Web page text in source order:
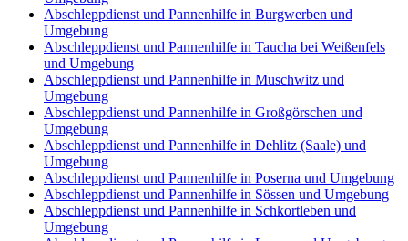
Abschleppdienst und Pannenhilfe in Burgwerben und
Umgebung
Abschleppdienst und Pannenhilfe in Taucha bei Weißenfels
und Umgebung
Abschleppdienst und Pannenhilfe in Muschwitz und
Umgebung
Abschleppdienst und Pannenhilfe in Großgörschen und
Umgebung
Abschleppdienst und Pannenhilfe in Dehlitz (Saale) und
Umgebung
Abschleppdienst und Pannenhilfe in Poserna und Umgebung
Abschleppdienst und Pannenhilfe in Sössen und Umgebung
Abschleppdienst und Pannenhilfe in Schkortleben und
Umgebung